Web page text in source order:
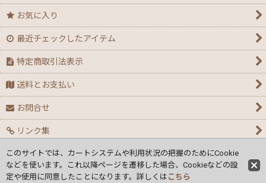
お気に入り
最近チェックしたアイテム
特定商取引法表示
送料とお支払い
お問合せ
リンク集
カレンダー
個人情報の取り扱い
このサイトでは、カートシステムや利用状況の把握のためにCookie
などを使います。これ以降ページを遷移した場合、Cookieなどの設
定や使用に同意したことになります。詳しくは こちら